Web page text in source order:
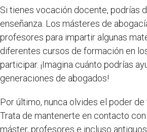
Si tienes vocación docente, podrías
enseñanza. Los másteres de
profesores para impartir algunas
diferentes cursos de formación en
participar. ¡Imagina cuánto podrías
generaciones de abogados!
Por último, nunca olvides el poder
Trata de mantenerte en contacto
máster, profesores e incluso